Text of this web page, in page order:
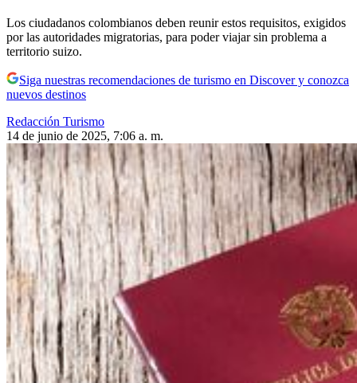
Los ciudadanos colombianos deben reunir estos requisitos, exigidos
por las autoridades migratorias, para poder viajar sin problema a
territorio suizo.
Siga nuestras recomendaciones de turismo en Discover y conozca
nuevos destinos
Redacción Turismo
14 de junio de 2025, 7:06 a. m.